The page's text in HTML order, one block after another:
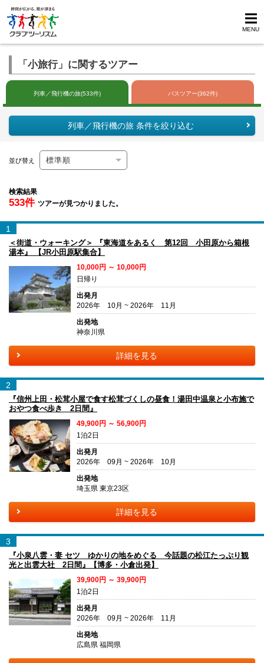
MENU
「小旅行」に関するツアー
列車／飛行機の旅(533件) バスツアー(362件)
列車／飛行機の旅 条件を絞り込む
並び替え
検索結果
533件 ツアーが見つかりました。
1
＜街道・ウォーキング＞ 『東海道をあるく 第12回 小田原から箱根
湯本』 【JR小田原駅集合】
10,000円 ～ 10,000円
日帰り
出発月
2026年 10月 ~ 2026年 11月
出発地
神奈川県
詳細を見る
2
『信州上田・松茸小屋で食す松茸づくしの昼食！湯田中温泉と小布施で
おやつ食べ歩き 2日間』
49,900円 ～ 56,900円
1泊2日
出発月
2026年 09月 ~ 2026年 10月
出発地
埼玉県 東京23区
詳細を見る
3
『小泉八雲・妻 セツ ゆかりの地をめぐる 今話題の松江たっぷり観
光と出雲大社 2日間』【博多・小倉出発】
39,900円 ～ 39,900円
1泊2日
出発月
2026年 09月 ~ 2026年 11月
出発地
広島県 福岡県